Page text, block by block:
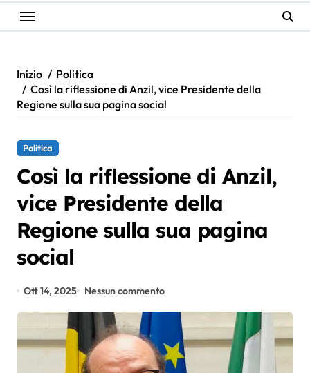
Inizio
Politica
Così la riflessione di Anzil, vice Presidente della
Regione sulla sua pagina social
Politica
Così la riflessione di Anzil,
vice Presidente della
Regione sulla sua pagina
social
Ott 14, 2025 Nessun commento